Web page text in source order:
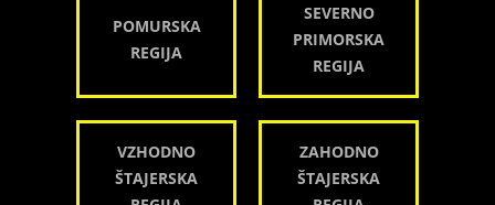
POMURSKA
REGIJA
SEVERNO
PRIMORSKA
REGIJA
VZHODNO
ŠTAJERSKA
ZAHODNO
ŠTAJERSKA